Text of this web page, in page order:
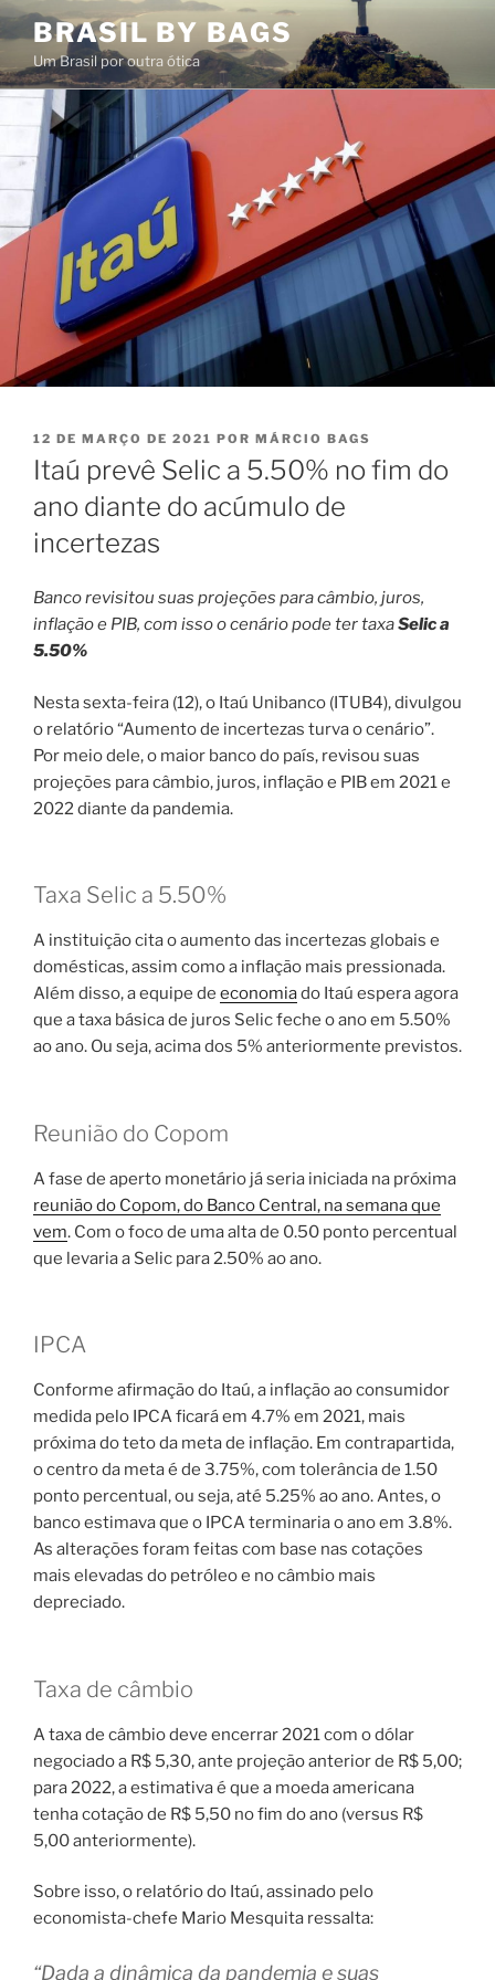
Pular
para
o
conteúdo
BRASIL BY BAGS
Um Brasil por outra ótica
PUBLICADO
EM
12 DE MARÇO DE 2021 POR MÁRCIO BAGS
Itaú prevê Selic a 5.50% no fim do
ano diante do acúmulo de
incertezas
Banco revisitou suas projeções para câmbio, juros,
inflação e PIB, com isso o cenário pode ter taxaSelic a
5.50%
Nesta sexta-feira (12), o Itaú Unibanco (ITUB4), divulgou
o relatório “Aumento de incertezas turva o cenário”.
Por meio dele, o maior banco do país, revisou suas
projeções para câmbio, juros, inflação e PIB em 2021 e
2022 diante da pandemia.
Taxa Selic a 5.50%
A instituição cita o aumento das incertezas globais e
domésticas, assim como a inflação mais pressionada.
Além disso, a equipe de economiado Itaú espera agora
que a taxa básica de juros Selic feche o ano em 5.50%
ao ano. Ou seja, acima dos 5% anteriormente previstos.
Reunião do Copom
A fase de aperto monetário já seria iniciada na próxima
reunião do Copom, do Banco Central, na semana que
vem. Com o foco de uma alta de 0.50 ponto percentual
que levaria a Selic para 2.50% ao ano.
IPCA
Conforme afirmação do Itaú, a inflação ao consumidor
medida pelo IPCA ficará em 4.7% em 2021, mais
próxima do teto da meta de inflação. Em contrapartida,
o centro da meta é de 3.75%, com tolerância de 1.50
ponto percentual, ou seja, até 5.25% ao ano. Antes, o
banco estimava que o IPCA terminaria o ano em 3.8%.
As alterações foram feitas com base nas cotações
mais elevadas do petróleo e no câmbio mais
depreciado.
Taxa de câmbio
A taxa de câmbio deve encerrar 2021 com o dólar
negociado a R$ 5,30, ante projeção anterior de R$ 5,00;
para 2022, a estimativa é que a moeda americana
tenha cotação de R$ 5,50 no fim do ano (versus R$
5,00 anteriormente).
Sobre isso, o relatório do Itaú, assinado pelo
economista-chefe Mario Mesquita ressalta:
“Dada a dinâmica da pandemia e suas